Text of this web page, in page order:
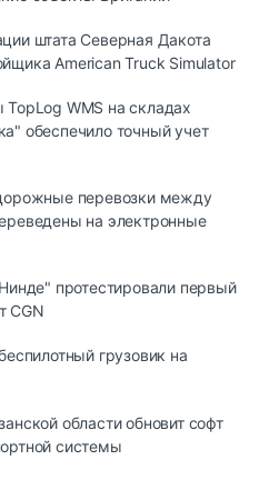
штата Северная Дакота
American Truck Simulator
WMS на складах
обеспечило точный учет
перевозки между
на электронные
протестировали первый
CGN
грузовик на
области обновит софт
системы